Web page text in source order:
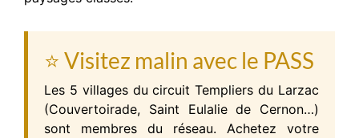
⭐ Visitez malin avec le PASS
Les 5 villages du circuit Templiers du Larzac
(Couvertoirade, Saint Eulalie de Cernon…)
sont membres du réseau. Achetez votre